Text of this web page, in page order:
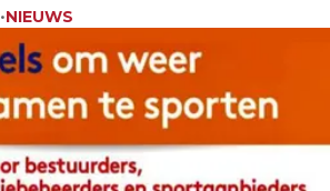
•NIEUWS